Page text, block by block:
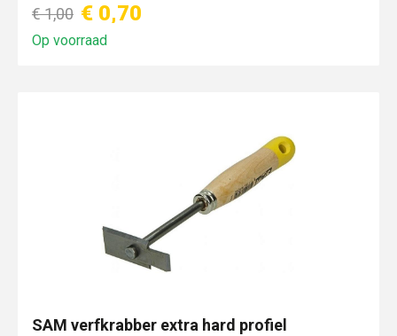
€ 1,00 € 0,70
Op voorraad
SAM verfkrabber extra hard profiel